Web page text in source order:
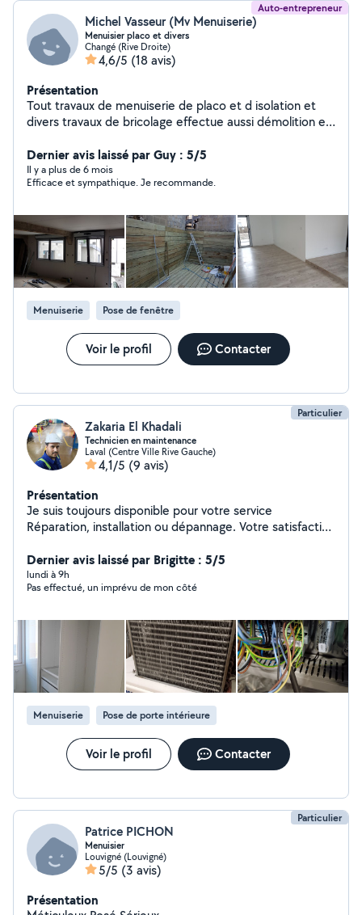
Auto-entrepreneur
Michel Vasseur (Mv Menuiserie)
Menuisier placo et divers
Changé (Rive Droite)
4,6/5 (18 avis)
Présentation
Tout travaux de menuiserie de placo et d isolation et
divers travaux de bricolage effectue aussi démolition et
Dernier avis laissé par Guy : 5/5
Il y a plus de 6 mois
Efficace et sympathique. Je recommande.
Menuiserie Pose de fenêtre
Voir le profil Contacter
Particulier
Zakaria El Khadali
Technicien en maintenance
Laval (Centre Ville Rive Gauche)
4,1/5 (9 avis)
Présentation
Je suis toujours disponible pour votre service
Réparation, installation ou dépannage. Votre satisfaction
Dernier avis laissé par Brigitte : 5/5
lundi à 9h
Pas effectué, un imprévu de mon côté
Menuiserie Pose de porte intérieure
Voir le profil Contacter
Particulier
Patrice PICHON
Menuisier
Louvigné (Louvigné)
5/5 (3 avis)
Présentation